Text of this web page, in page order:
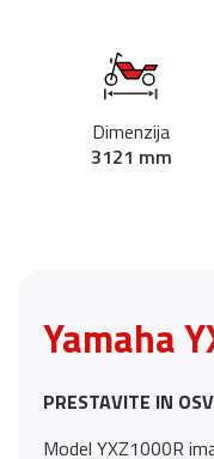
Dimenzija
3121 mm
Yamaha
PRESTAVITE IN
Model YXZ1000R